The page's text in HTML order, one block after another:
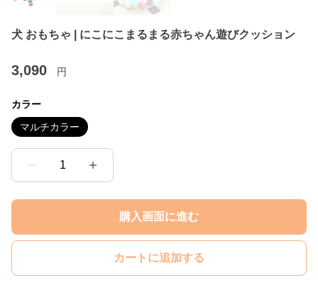
犬 おもちゃ | にこにこまるまる赤ちゃん遊びクッション
3,090 円
カラー
マルチカラー
1
購入画面に進む
カートに追加する